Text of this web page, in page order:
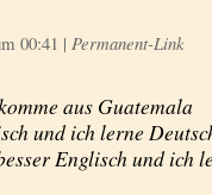
00:41 | Permanent-Link
aus Guatemala
und ich lerne
Englisch und ich